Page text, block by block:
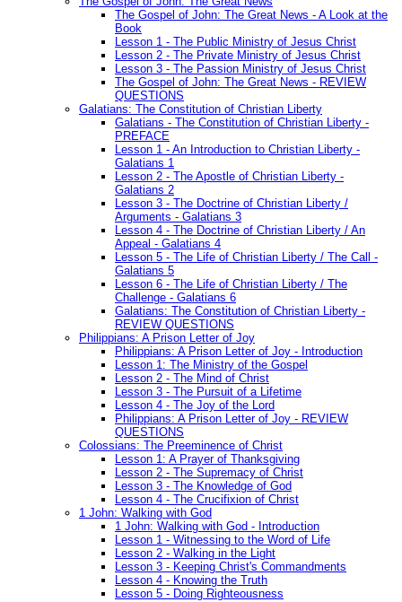
The Gospel of John: The Great News - A Look at the
Book
Lesson 1 - The Public Ministry of Jesus Christ
Lesson 2 - The Private Ministry of Jesus Christ
Lesson 3 - The Passion Ministry of Jesus Christ
The Gospel of John: The Great News - REVIEW
QUESTIONS
Galatians: The Constitution of Christian Liberty
Galatians - The Constitution of Christian Liberty -
PREFACE
Lesson 1 - An Introduction to Christian Liberty -
Galatians 1
Lesson 2 - The Apostle of Christian Liberty -
Galatians 2
Lesson 3 - The Doctrine of Christian Liberty /
Arguments - Galatians 3
Lesson 4 - The Doctrine of Christian Liberty / An
Appeal - Galatians 4
Lesson 5 - The Life of Christian Liberty / The Call -
Galatians 5
Lesson 6 - The Life of Christian Liberty / The
Challenge - Galatians 6
Galatians: The Constitution of Christian Liberty -
REVIEW QUESTIONS
Philippians: A Prison Letter of Joy
Philippians: A Prison Letter of Joy - Introduction
Lesson 1: The Ministry of the Gospel
Lesson 2 - The Mind of Christ
Lesson 3 - The Pursuit of a Lifetime
Lesson 4 - The Joy of the Lord
Philippians: A Prison Letter of Joy - REVIEW
QUESTIONS
Colossians: The Preeminence of Christ
Lesson 1: A Prayer of Thanksgiving
Lesson 2 - The Supremacy of Christ
Lesson 3 - The Knowledge of God
Lesson 4 - The Crucifixion of Christ
1 John: Walking with God
1 John: Walking with God - Introduction
Lesson 1 - Witnessing to the Word of Life
Lesson 2 - Walking in the Light
Lesson 3 - Keeping Christ's Commandments
Lesson 4 - Knowing the Truth
Lesson 5 - Doing Righteousness